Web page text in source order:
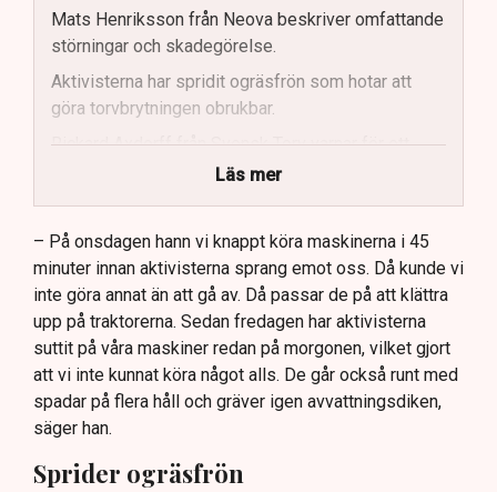
Mats Henriksson från Neova beskriver omfattande
störningar och skadegörelse.
Aktivisterna har spridit ogräsfrön som hotar att
göra torvbrytningen obrukbar.
Rickard Axdorff från Svensk Torv varnar för ett
stort ekonomiskt sabotage.
Dialogpolisen på plats står maktlös inför
aktivisternas handlingar.
Frågor kvarstår om finansiering av illegal aktivism.
Läs mer
– På onsdagen hann vi knappt köra maskinerna i 45
minuter innan aktivisterna sprang emot oss. Då kunde vi
inte göra annat än att gå av. Då passar de på att klättra
upp på traktorerna. Sedan fredagen har aktivisterna
suttit på våra maskiner redan på morgonen, vilket gjort
att vi inte kunnat köra något alls. De går också runt med
spadar på flera håll och gräver igen avvattningsdiken,
säger han.
Sprider ogräsfrön